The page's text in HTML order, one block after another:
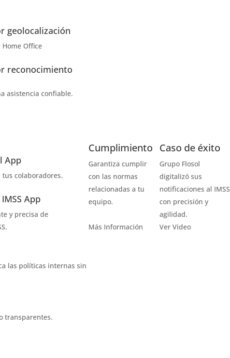
geolocalización
Office​
reconocimiento
asistencia confiable.
App
colaboradores.
App
y precisa de
las políticas internas sin
transparentes​.
Cumplimiento
Garantiza cumplir
con las normas
relacionadas a tu
equipo.
Más Información
Caso de éxito
Grupo Flosol
digitalizó sus
notificaciones al IMSS
con precisión y
agilidad.
Ver Video